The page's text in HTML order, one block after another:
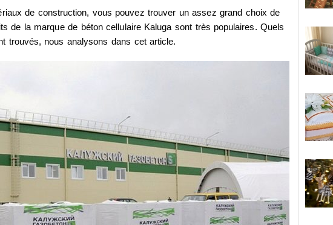
de construction, vous pouvez trouver un assez grand choix de
de la marque de béton cellulaire Kaluga sont très populaires. Quels
trouvés, nous analysons dans cet article.